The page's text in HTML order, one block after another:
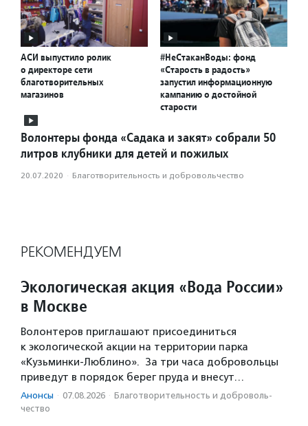
АСИ выпустило ролик
о директоре сети
благотворительных
магазинов
#НеСтаканВоды: фонд
«Старость в радость»
запустил информационную
кампанию о достойной
старости
Волонтеры фонда «Садака и закят» собрали 50
литров клубники для детей и пожилых
20.07.2020 · Благотвори­тель­ность и доброволь­чест­во
РЕКОМЕНДУЕМ
Экологическая акция «Вода России»
в Москве
Волонтеров приглашают присоединиться
к экологической акции на территории парка
«Кузьминки-Люблино». За три часа добровольцы
приведут в порядок берег пруда и внесут…
Анонсы · 07.08.2026 · Благотвори­тель­ность и доброволь­
чест­во